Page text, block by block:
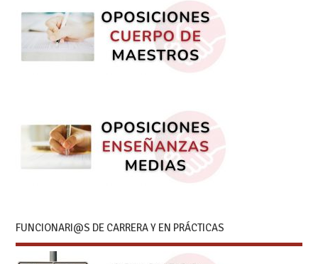
FUNCIONARI@S DE CARRERA Y EN PRÁCTICAS